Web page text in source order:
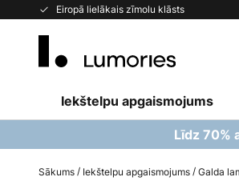
Eiropā lielākais zīmolu klāsts
Skip
Iekštelpu apgaismojums
Līdz 70%
Sākums Iekštelpu apgaismojums Galda